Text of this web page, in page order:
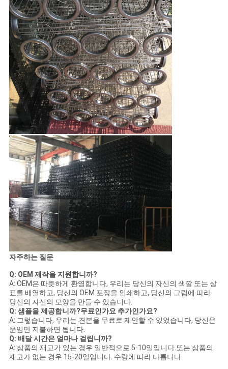
자주하는 질문
Q: OEM 제작을 지원합니까?
A: OEM은 따뜻하게 환영합니다, 우리는 당신의 자신의 색깔 또는 상
표를 배열하고, 당신의 OEM 포장을 인쇄하고, 당신의 그림에 따라
당신의 자신의 모양을 만들 수 있습니다.
Q: 샘플을 제공합니까?무료인가요 추가인가요?
A: 그렇습니다, 우리는 견본을 무료로 제안할 수 있었습니다, 당신은
운임만 지불하면 됩니다.
Q: 배달 시간은 얼마나 걸립니까?
A: 상품의 재고가 있는 경우 일반적으로 5-10일입니다.또는 상품의
재고가 없는 경우 15-20일입니다. 수량에 따라 다릅니다.